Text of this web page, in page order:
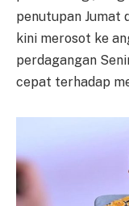
penutupan Jumat
kini merosot ke
perdagangan
cepat terhadap